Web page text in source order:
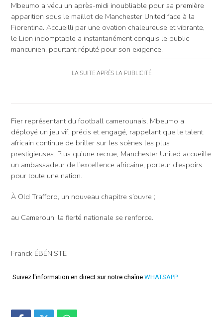
Mbeumo a vécu un après-midi inoubliable pour sa première
apparition sous le maillot de Manchester United face à la
Fiorentina. Accueilli par une ovation chaleureuse et vibrante,
le Lion indomptable a instantanément conquis le public
mancunien, pourtant réputé pour son exigence.
LA SUITE APRÈS LA PUBLICITÉ
Fier représentant du football camerounais, Mbeumo a
déployé un jeu vif, précis et engagé, rappelant que le talent
africain continue de briller sur les scènes les plus
prestigieuses. Plus qu’une recrue, Manchester United accueille
un ambassadeur de l’excellence africaine, porteur d’espoirs
pour toute une nation.
À Old Trafford, un nouveau chapitre s’ouvre ;
au Cameroun, la fierté nationale se renforce.
Franck ÉBÉNISTE
Suivez l'information en direct sur notre chaîne WHATSAPP